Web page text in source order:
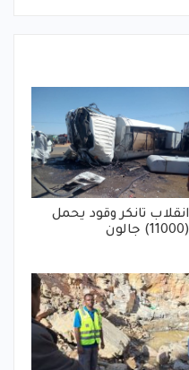
انقلاب تانكر وقود يحمل
(11000) جالون